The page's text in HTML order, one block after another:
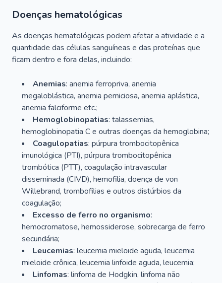
Doenças hematológicas
As doenças hematológicas podem afetar a atividade e a
quantidade das células sanguíneas e das proteínas que
ficam dentro e fora delas, incluindo:
Anemias: anemia ferropriva, anemia
megaloblástica, anemia perniciosa, anemia aplástica,
anemia falciforme etc.;
Hemoglobinopatias: talassemias,
hemoglobinopatia C e outras doenças da hemoglobina;
Coagulopatias: púrpura trombocitopênica
imunológica (PTI), púrpura trombocitopênica
trombótica (PTT), coagulação intravascular
disseminada (CIVD), hemofilia, doença de von
Willebrand, trombofilias e outros distúrbios da
coagulação;
Excesso de ferro no organismo:
hemocromatose, hemossiderose, sobrecarga de ferro
secundária;
Leucemias: leucemia mieloide aguda, leucemia
mieloide crônica, leucemia linfoide aguda, leucemia;
Linfomas: linfoma de Hodgkin, linfoma não